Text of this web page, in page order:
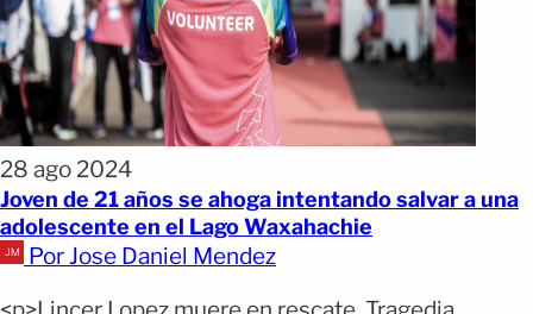
28 ago 2024
Joven de 21 años se ahoga intentando salvar a una
adolescente en el Lago Waxahachie
Por Jose Daniel Mendez